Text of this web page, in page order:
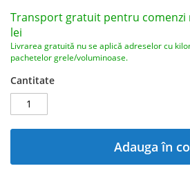
Transport gratuit pentru comenzi
lei
Livrarea gratuită nu se aplică adreselor cu
pachetelor grele/voluminoase.
Cantitate
Adauga în